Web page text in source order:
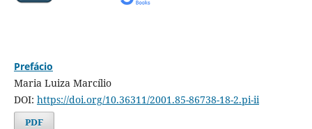
Prefácio
Maria Luiza Marcílio
DOI: https://doi.org/10.36311/2001.85-86738-18-2.pi-ii
PDF